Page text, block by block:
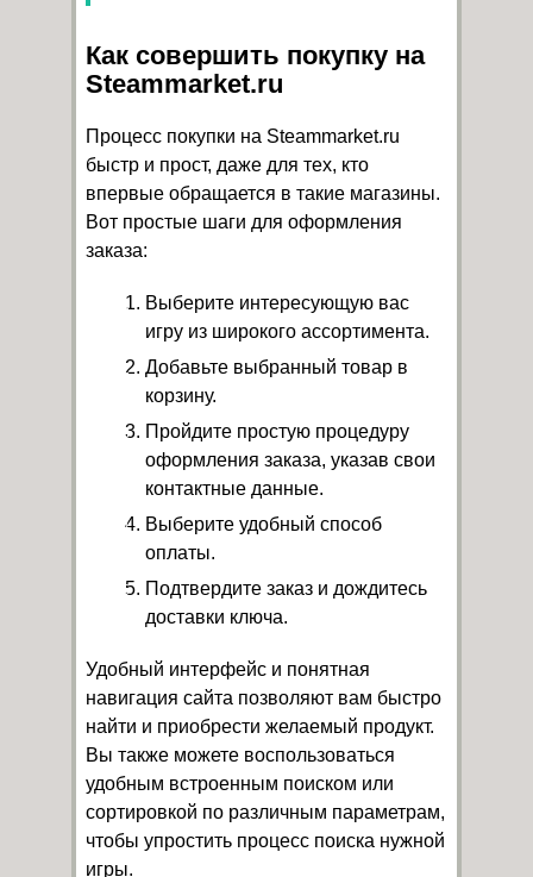
Как совершить покупку на
Steammarket.ru
Процесс покупки на Steammarket.ru
быстр и прост, даже для тех, кто
впервые обращается в такие магазины.
Вот простые шаги для оформления
заказа:
Выберите интересующую вас
игру из широкого ассортимента.
Добавьте выбранный товар в
корзину.
Пройдите простую процедуру
оформления заказа, указав свои
контактные данные.
Выберите удобный способ
оплаты.
Подтвердите заказ и дождитесь
доставки ключа.
Удобный интерфейс и понятная
навигация сайта позволяют вам быстро
найти и приобрести желаемый продукт.
Вы также можете воспользоваться
удобным встроенным поиском или
сортировкой по различным параметрам,
чтобы упростить процесс поиска нужной
игры.